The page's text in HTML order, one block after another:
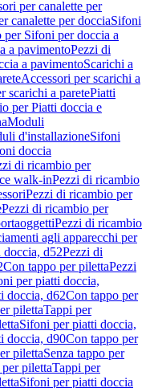
per canalette per
canalette per docciaSifoni
Sifoni per doccia a
a pavimentoPezzi di
a pavimentoScarichi a
Accessori per scarichi a
scarichi a paretePiatti
per Piatti doccia e
Moduli
d'installazioneSifoni
doccia
di ricambio per
walk-inPezzi di ricambio
Pezzi di ricambio per
Pezzi di ricambio per
Pezzi di ricambio
agli apparecchi per
d52Pezzi di
Con tappo per pilettaPezzi
per piatti doccia,
doccia, d62Con tappo per
pilettaTappi per
Sifoni per piatti doccia,
doccia, d90Con tappo per
pilettaSenza tappo per
pilettaTappi per
Sifoni per piatti doccia